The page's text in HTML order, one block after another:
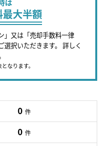
大半額
」又は「売却手数料一律
選択いただきます。 詳しく
なります。
0 件
0 件